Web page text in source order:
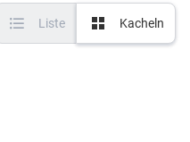
Liste Kacheln